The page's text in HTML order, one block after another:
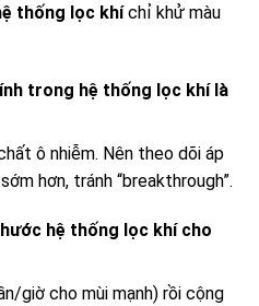
thống lọc khíchỉ khử màu
trong hệ thống lọc khí là
ô nhiễm. Nên theo dõi áp
hơn, tránh “breakthrough”.
hệ thống lọc khí cho
giờ cho mùi mạnh) rồi cộng